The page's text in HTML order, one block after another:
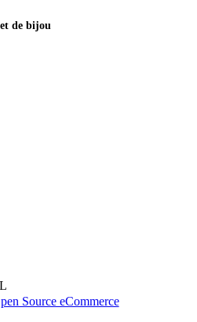
de bijou
Source eCommerce